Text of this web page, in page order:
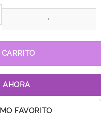
AHORA
FAVORITO